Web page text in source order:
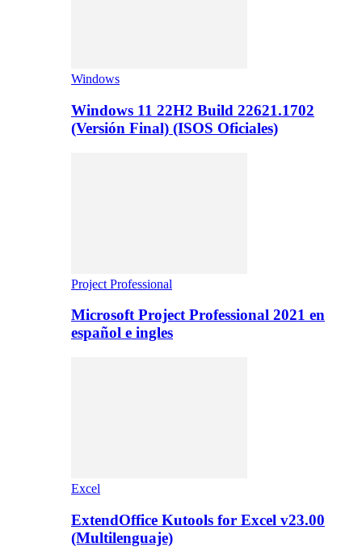
Windows
Windows 11 22H2 Build 22621.1702
(Versión Final) (ISOS Oficiales)
Project Professional
Microsoft Project Professional 2021 en
español e ingles
Excel
ExtendOffice Kutools for Excel v23.00
(Multilenguaje)